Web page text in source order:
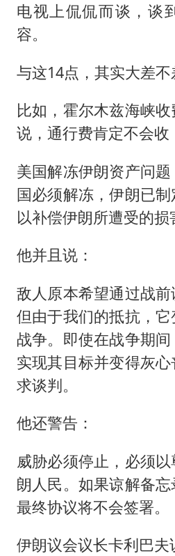
电视上侃侃而谈，谈
容。
与这14点，其实大差不
比如，霍尔木兹海峡
说，通行费肯定不会收
美国解冻伊朗资产问
国必须解冻，伊朗已制
以补偿伊朗所遭受的损
他并且说：
敌人原本希望通过战前
但由于我们的抵抗，
战争。即使在战争期
实现其目标并变得灰
求谈判。
他还警告：
威胁必须停止，必须
朗人民。如果谅解备忘
最终协议将不会签署。
伊朗议会议长卡利巴夫